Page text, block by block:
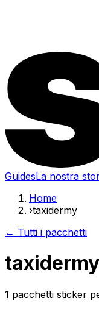
GuidesLa nostra
Home
›taxidermy
← Tutti i pacchetti
1 pacchetti sticker